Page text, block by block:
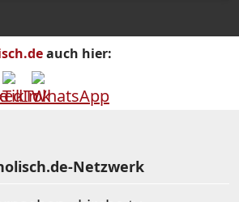
auch hier:
Netzwerk